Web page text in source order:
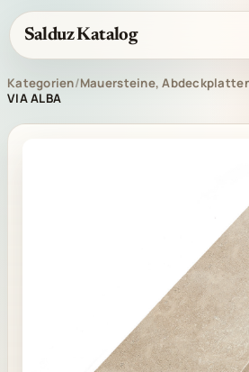
Salduz Katalog
Kategorien/Mauersteine,
VIA ALBA